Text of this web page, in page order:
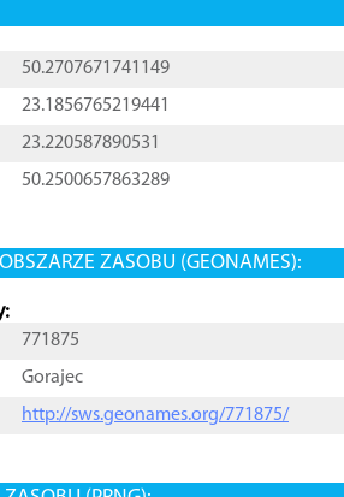
50.2707671741149
23.1856765219441
23.220587890531
50.2500657863289
ZASOBU (GEONAMES):
771875
Gorajec
http://sws.geonames.org/771875/